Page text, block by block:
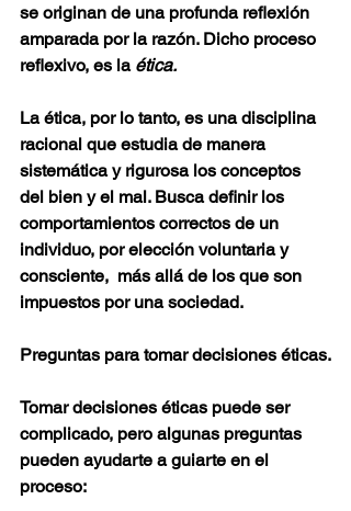
se originan de una profunda reflexión
amparada por la razón. Dicho proceso
reflexivo, es la ética.
La ética, por lo tanto, es una disciplina
racional que estudia de manera
sistemática y rigurosa los conceptos
del bien y el mal. Busca definir los
comportamientos correctos de un
individuo, por elección voluntaria y
consciente,  más allá de los que son
impuestos por una sociedad.
Preguntas para tomar decisiones éticas.
Tomar decisiones éticas puede ser
complicado, pero algunas preguntas
pueden ayudarte a guiarte en el
proceso: